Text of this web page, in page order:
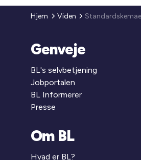
Hjem Viden
Genveje
BL's selvbetjening
Jobportalen
BL Informerer
Presse
Om BL
Hvad er BL?